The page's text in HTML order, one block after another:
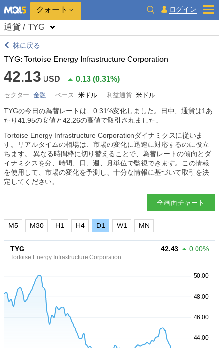
クォート ログイン
通貨 / TYG
株に戻る
TYG: Tortoise Energy Infrastructure Corporation
42.13 USD 0.13 (0.31%)
セクター: 金融 ベース: 米ドル 利益通貨: 米ドル
TYGの今日の為替レートは、 0.31%変化しました。日中、通貨は1あ
たり41.95の安値と42.26の高値で取引されました。
Tortoise Energy Infrastructure Corporationダイナミクスに従いま
す。リアルタイムの相場は、市場の変化に迅速に対応するのに役立
ちます。 異なる時間枠に切り替えることで、為替レートの傾向とダ
イナミクスを分、時間、日、週、月単位で監視できます。この情報
を使用して、市場の変化を予測し、十分な情報に基づいて取引を決
定してください。
全画面チャート
M5 M30 H1 H4 D1 W1 MN
TYG
Tortoise Energy Infrastructure Corporation
42.43 0.00%